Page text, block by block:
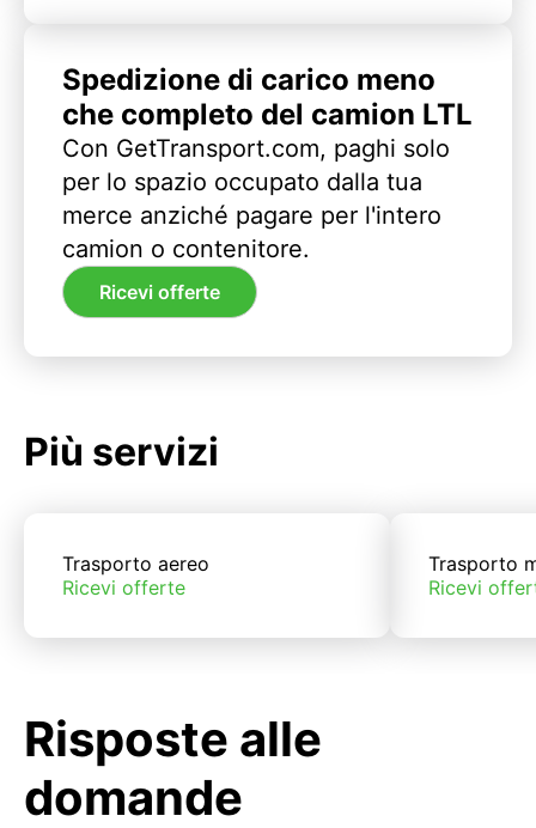
Spedizione di carico meno
che completo del camion LTL
Con GetTransport.com, paghi solo
per lo spazio occupato dalla tua
merce anziché pagare per l'intero
camion o contenitore.
Ricevi offerte
Più servizi
Trasporto aereo
Ricevi offerte
Trasporto
Ricevi
Risposte alle
domande